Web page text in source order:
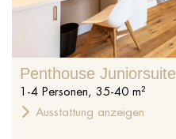
Penthouse Juniorsuite
1 -4 Personen, 35-40 m²
Ausstattung anzeigen